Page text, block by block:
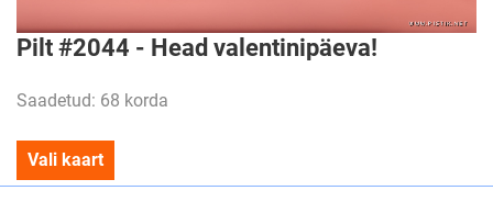
Pilt #2044 - Head valentinipäeva!
Saadetud: 68 korda
Vali kaart